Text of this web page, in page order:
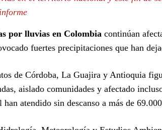
por lluvias en Colombia continúan
fuertes precipitaciones que han
de Córdoba, La Guajira y Antioquia
aislado comunidades y afectado
atendido sin descanso a más de